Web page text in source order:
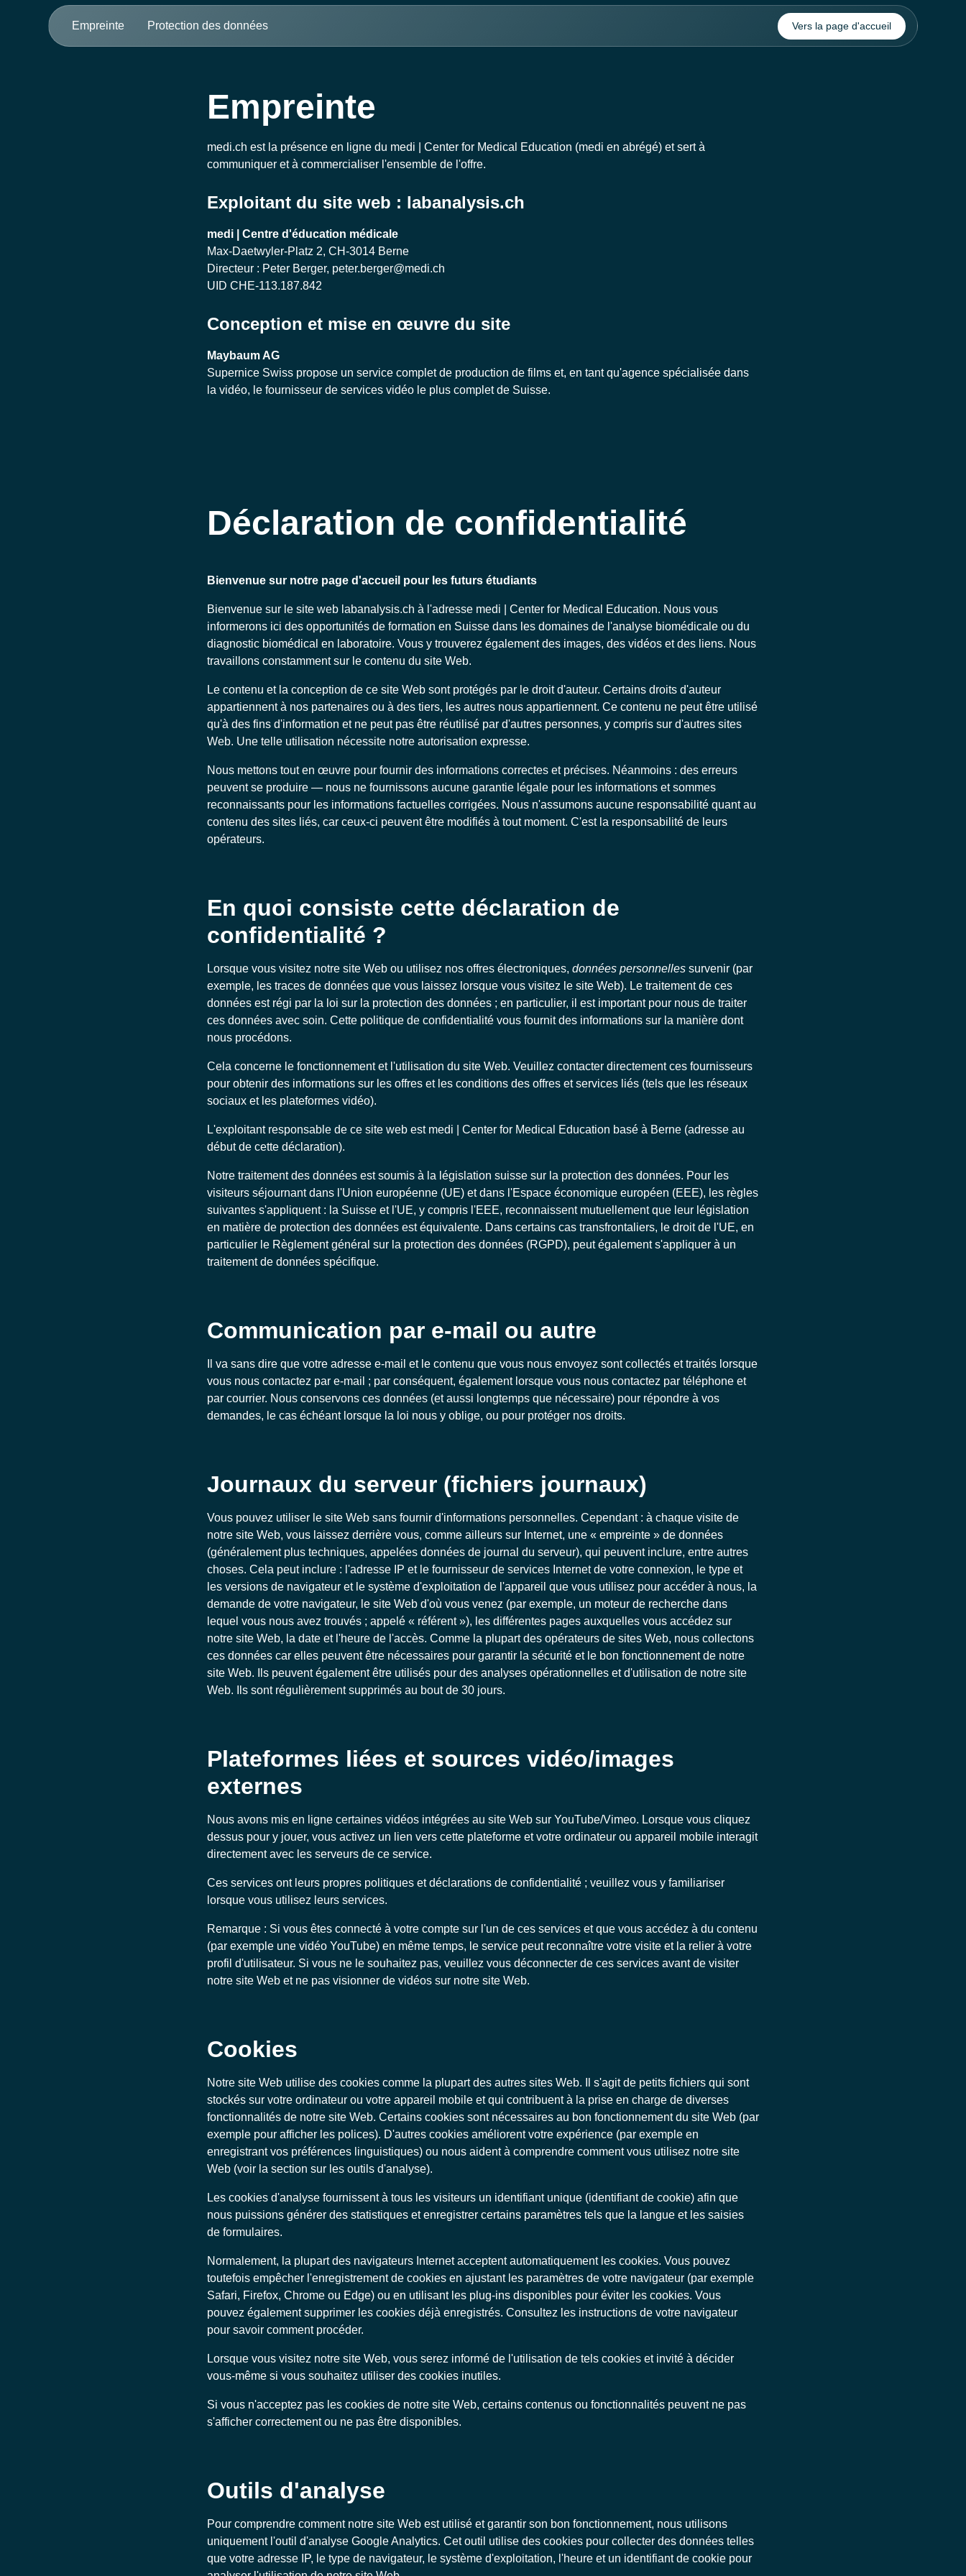
Empreinte Protection des données Vers la page d'accueil
Empreinte
medi.ch est la présence en ligne du medi | Center for Medical Education (medi en abrégé) et sert à
communiquer et à commercialiser l'ensemble de l'offre.
Exploitant du site web : labanalysis.ch
medi | Centre d'éducation médicale
Max-Daetwyler-Platz 2, CH-3014 Berne
Directeur : Peter Berger, peter.berger@medi.ch
UID CHE-113.187.842
Conception et mise en œuvre du site
Maybaum AG
Supernice Swiss propose un service complet de production de films et, en tant qu'agence spécialisée dans
la vidéo, le fournisseur de services vidéo le plus complet de Suisse.
Déclaration de confidentialité
Bienvenue sur notre page d'accueil pour les futurs étudiants
Bienvenue sur le site web labanalysis.ch à l'adresse medi | Center for Medical Education. Nous vous
informerons ici des opportunités de formation en Suisse dans les domaines de l'analyse biomédicale ou du
diagnostic biomédical en laboratoire. Vous y trouverez également des images, des vidéos et des liens. Nous
travaillons constamment sur le contenu du site Web.
Le contenu et la conception de ce site Web sont protégés par le droit d'auteur. Certains droits d'auteur
appartiennent à nos partenaires ou à des tiers, les autres nous appartiennent. Ce contenu ne peut être utilisé
qu'à des fins d'information et ne peut pas être réutilisé par d'autres personnes, y compris sur d'autres sites
Web. Une telle utilisation nécessite notre autorisation expresse.
Nous mettons tout en œuvre pour fournir des informations correctes et précises. Néanmoins : des erreurs
peuvent se produire — nous ne fournissons aucune garantie légale pour les informations et sommes
reconnaissants pour les informations factuelles corrigées. Nous n'assumons aucune responsabilité quant au
contenu des sites liés, car ceux-ci peuvent être modifiés à tout moment. C'est la responsabilité de leurs
opérateurs.
En quoi consiste cette déclaration de
confidentialité ?
Lorsque vous visitez notre site Web ou utilisez nos offres électroniques, données personnelles survenir (par
exemple, les traces de données que vous laissez lorsque vous visitez le site Web). Le traitement de ces
données est régi par la loi sur la protection des données ; en particulier, il est important pour nous de traiter
ces données avec soin. Cette politique de confidentialité vous fournit des informations sur la manière dont
nous procédons.
Cela concerne le fonctionnement et l'utilisation du site Web. Veuillez contacter directement ces fournisseurs
pour obtenir des informations sur les offres et les conditions des offres et services liés (tels que les réseaux
sociaux et les plateformes vidéo).
L'exploitant responsable de ce site web est medi | Center for Medical Education basé à Berne (adresse au
début de cette déclaration).
Notre traitement des données est soumis à la législation suisse sur la protection des données. Pour les
visiteurs séjournant dans l'Union européenne (UE) et dans l'Espace économique européen (EEE), les règles
suivantes s'appliquent : la Suisse et l'UE, y compris l'EEE, reconnaissent mutuellement que leur législation
en matière de protection des données est équivalente. Dans certains cas transfrontaliers, le droit de l'UE, en
particulier le Règlement général sur la protection des données (RGPD), peut également s'appliquer à un
traitement de données spécifique.
Communication par e-mail ou autre
Il va sans dire que votre adresse e-mail et le contenu que vous nous envoyez sont collectés et traités lorsque
vous nous contactez par e-mail ; par conséquent, également lorsque vous nous contactez par téléphone et
par courrier. Nous conservons ces données (et aussi longtemps que nécessaire) pour répondre à vos
demandes, le cas échéant lorsque la loi nous y oblige, ou pour protéger nos droits.
Journaux du serveur (fichiers journaux)
Vous pouvez utiliser le site Web sans fournir d'informations personnelles. Cependant : à chaque visite de
notre site Web, vous laissez derrière vous, comme ailleurs sur Internet, une « empreinte » de données
(généralement plus techniques, appelées données de journal du serveur), qui peuvent inclure, entre autres
choses. Cela peut inclure : l'adresse IP et le fournisseur de services Internet de votre connexion, le type et
les versions de navigateur et le système d'exploitation de l'appareil que vous utilisez pour accéder à nous, la
demande de votre navigateur, le site Web d'où vous venez (par exemple, un moteur de recherche dans
lequel vous nous avez trouvés ; appelé « référent »), les différentes pages auxquelles vous accédez sur
notre site Web, la date et l'heure de l'accès. Comme la plupart des opérateurs de sites Web, nous collectons
ces données car elles peuvent être nécessaires pour garantir la sécurité et le bon fonctionnement de notre
site Web. Ils peuvent également être utilisés pour des analyses opérationnelles et d'utilisation de notre site
Web. Ils sont régulièrement supprimés au bout de 30 jours.
Plateformes liées et sources vidéo/images
externes
Nous avons mis en ligne certaines vidéos intégrées au site Web sur YouTube/Vimeo. Lorsque vous cliquez
dessus pour y jouer, vous activez un lien vers cette plateforme et votre ordinateur ou appareil mobile interagit
directement avec les serveurs de ce service.
Ces services ont leurs propres politiques et déclarations de confidentialité ; veuillez vous y familiariser
lorsque vous utilisez leurs services.
Remarque : Si vous êtes connecté à votre compte sur l'un de ces services et que vous accédez à du contenu
(par exemple une vidéo YouTube) en même temps, le service peut reconnaître votre visite et la relier à votre
profil d'utilisateur. Si vous ne le souhaitez pas, veuillez vous déconnecter de ces services avant de visiter
notre site Web et ne pas visionner de vidéos sur notre site Web.
Cookies
Notre site Web utilise des cookies comme la plupart des autres sites Web. Il s'agit de petits fichiers qui sont
stockés sur votre ordinateur ou votre appareil mobile et qui contribuent à la prise en charge de diverses
fonctionnalités de notre site Web. Certains cookies sont nécessaires au bon fonctionnement du site Web (par
exemple pour afficher les polices). D'autres cookies améliorent votre expérience (par exemple en
enregistrant vos préférences linguistiques) ou nous aident à comprendre comment vous utilisez notre site
Web (voir la section sur les outils d'analyse).
Les cookies d'analyse fournissent à tous les visiteurs un identifiant unique (identifiant de cookie) afin que
nous puissions générer des statistiques et enregistrer certains paramètres tels que la langue et les saisies
de formulaires.
Normalement, la plupart des navigateurs Internet acceptent automatiquement les cookies. Vous pouvez
toutefois empêcher l'enregistrement de cookies en ajustant les paramètres de votre navigateur (par exemple
Safari, Firefox, Chrome ou Edge) ou en utilisant les plug-ins disponibles pour éviter les cookies. Vous
pouvez également supprimer les cookies déjà enregistrés. Consultez les instructions de votre navigateur
pour savoir comment procéder.
Lorsque vous visitez notre site Web, vous serez informé de l'utilisation de tels cookies et invité à décider
vous-même si vous souhaitez utiliser des cookies inutiles.
Si vous n'acceptez pas les cookies de notre site Web, certains contenus ou fonctionnalités peuvent ne pas
s'afficher correctement ou ne pas être disponibles.
Outils d'analyse
Pour comprendre comment notre site Web est utilisé et garantir son bon fonctionnement, nous utilisons
uniquement l'outil d'analyse Google Analytics. Cet outil utilise des cookies pour collecter des données telles
que votre adresse IP, le type de navigateur, le système d'exploitation, l'heure et un identifiant de cookie pour